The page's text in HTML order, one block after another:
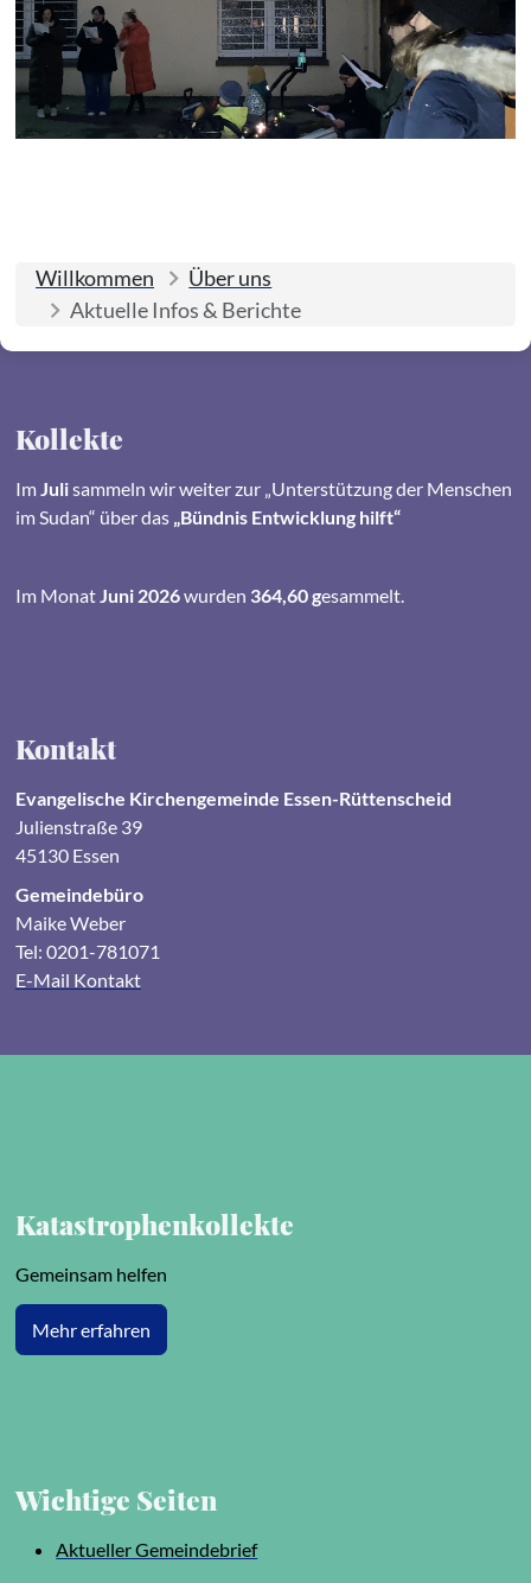
Willkommen
Über uns
Aktuelle Infos & Berichte
Kollekte
ImJulisammeln wir weiter zur „Unterstützung der Menschen
im Sudan“ über das „Bündnis Entwicklung hilft“
Im MonatJuni 2026wurden 364,60 gesammelt.
Kontakt
Evangelische Kirchengemeinde Essen-Rüttenscheid
Julienstraße 39
45130 Essen
Gemeindebüro
Maike Weber
Tel: 0201-781071
E-Mail Kontakt
Katastrophenkollekte
Gemeinsam helfen
Mehr erfahren
Wichtige Seiten
Aktueller Gemeindebrief